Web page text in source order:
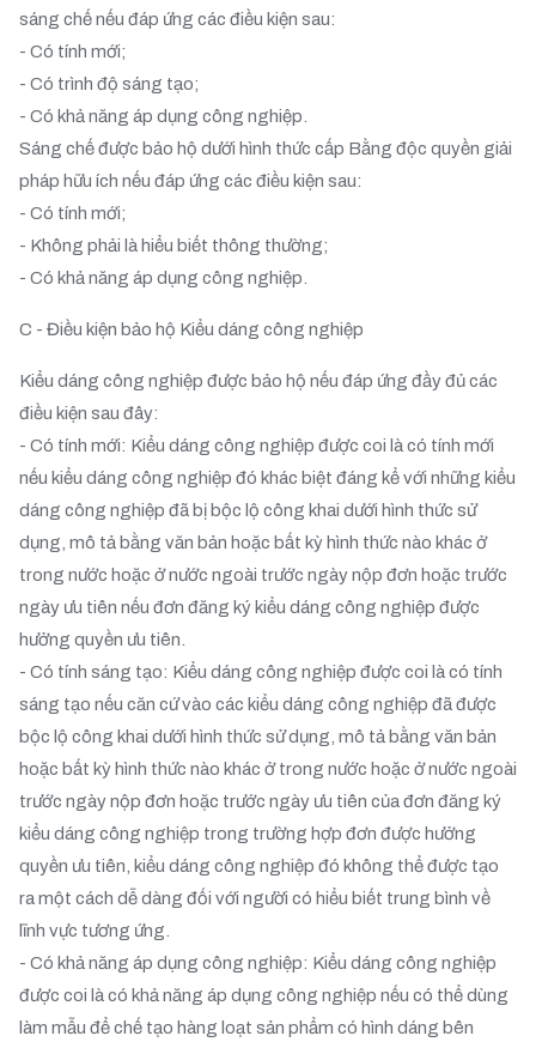
sáng chế nếu đáp ứng các điều kiện sau:
- Có tính mới;
- Có trình độ sáng tạo;
- Có khả năng áp dụng công nghiệp.
Sáng chế được bảo hộ dưới hình thức cấp Bằng độc quyền giải
pháp hữu ích nếu đáp ứng các điều kiện sau:
- Có tính mới;
- Không phải là hiểu biết thông thường;
- Có khả năng áp dụng công nghiệp.
C - Điều kiện bảo hộ Kiểu dáng công nghiệp
Kiểu dáng công nghiệp được bảo hộ nếu đáp ứng đầy đủ các
điều kiện sau đây:
- Có tính mới: Kiểu dáng công nghiệp được coi là có tính mới
nếu kiểu dáng công nghiệp đó khác biệt đáng kể với những kiểu
dáng công nghiệp đã bị bộc lộ công khai dưới hình thức sử
dụng, mô tả bằng văn bản hoặc bất kỳ hình thức nào khác ở
trong nước hoặc ở nước ngoài trước ngày nộp đơn hoặc trước
ngày ưu tiên nếu đơn đăng ký kiểu dáng công nghiệp được
hưởng quyền ưu tiên.
- Có tính sáng tạo: Kiểu dáng công nghiệp được coi là có tính
sáng tạo nếu căn cứ vào các kiểu dáng công nghiệp đã được
bộc lộ công khai dưới hình thức sử dụng, mô tả bằng văn bản
hoặc bất kỳ hình thức nào khác ở trong nước hoặc ở nước ngoài
trước ngày nộp đơn hoặc trước ngày ưu tiên của đơn đăng ký
kiểu dáng công nghiệp trong trường hợp đơn được hưởng
quyền ưu tiên, kiểu dáng công nghiệp đó không thể được tạo
ra một cách dễ dàng đối với người có hiểu biết trung bình về
lĩnh vực tương ứng.
- Có khả năng áp dụng công nghiệp: Kiểu dáng công nghiệp
được coi là có khả năng áp dụng công nghiệp nếu có thể dùng
làm mẫu để chế tạo hàng loạt sản phẩm có hình dáng bên